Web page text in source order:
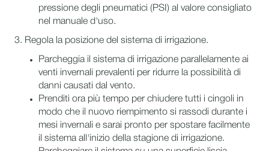
pressione degli pneumatici (PSI) al valore consigliato
nel manuale d'uso.
3. Regola la posizione del sistema di irrigazione.
Parcheggia il sistema di irrigazione parallelamente ai
venti invernali prevalenti per ridurre la possibilità di
danni causati dal vento.
Prenditi ora più tempo per chiudere tutti i cingoli in
modo che il nuovo riempimento si rassodi durante i
mesi invernali e sarai pronto per spostare facilmente
il sistema all'inizio della stagione di irrigazione.